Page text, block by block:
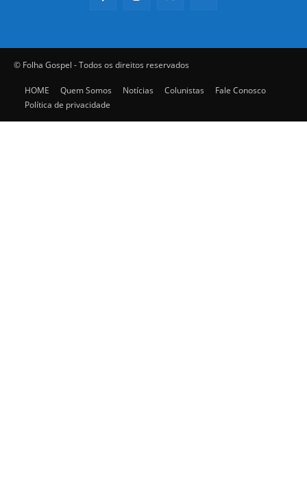
© Folha Gospel - Todos os direitos reservados
HOME Quem Somos Notícias Colunistas
Fale Conosco
Política de privacidade